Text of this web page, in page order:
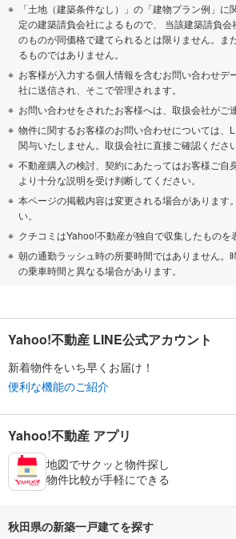
「土地（建築条件なし）」の「建物プラン例」
定の建築請負会社によるもので、 当該建築請負
のものが同価格で建てられるとは限りません。ま
るものではありません。
お客様が入力する個人情報を含むお問い合わせデ
社に送信され、そこで管理されます。
お問い合わせをされたお客様へは、取扱会社がご
物件に関するお客様のお問い合わせについては、
関与いたしません。取扱会社に直接ご確認ください
不動産購入の検討、契約にあたってはお客様ご自
より十分な説明を受け判断してください。
本ページの掲載内容は変更される場合があります
い。
クチコミはYahoo!不動産が独自で収集したものを
朝の通勤ラッシュ時の所要時間ではありません。
の乗車時間と異なる場合があります。
Yahoo!不動産 LINE公式アカウント
新着物件をいち早くお届け！
便利な機能のご紹介
Yahoo!不動産 アプリ
地図でサクッと物件探し
物件比較が手軽にできる
秋田県の新築一戸建てを探す